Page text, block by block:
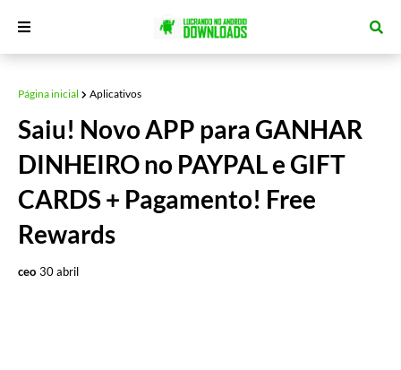
Página inicial Aplicativos
Saiu! Novo APP para GANHAR
DINHEIRO no PAYPAL e GIFT
CARDS + Pagamento! Free
Rewards
ceo 30 abril